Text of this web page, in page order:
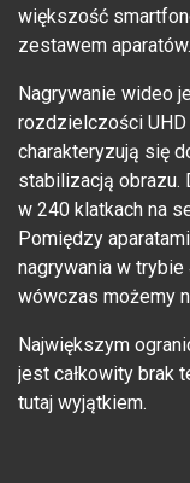
większość
zestawem aparatów.
Nagrywanie wideo
rozdzielczości UHD
charakteryzują się
stabilizacją obrazu.
w 240 klatkach na
Pomiędzy
nagrywania w
wówczas możemy
Największym
jest całkowity brak
tutaj wyjątkiem.